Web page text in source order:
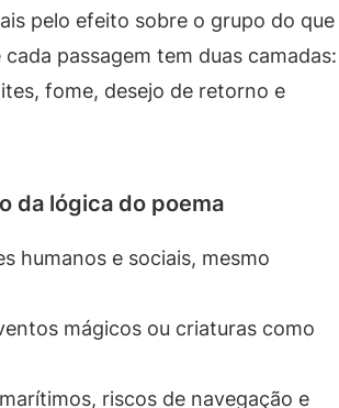
pelo efeito sobre o grupo do que
passagem tem duas camadas:
fome, desejo de retorno e
da lógica do poema
humanos e sociais, mesmo
mágicos ou criaturas como
riscos de navegação e